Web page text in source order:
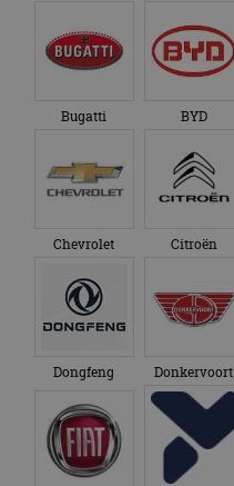
Bugatti BYD
Chevrolet Citroën
Dongfeng Donkervoort